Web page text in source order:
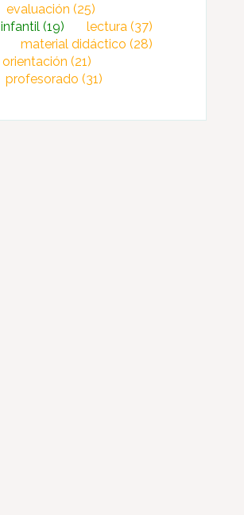
evaluación(25)
infantil(19) lectura(37)
material didáctico(28)
orientación(21)
profesorado(31)